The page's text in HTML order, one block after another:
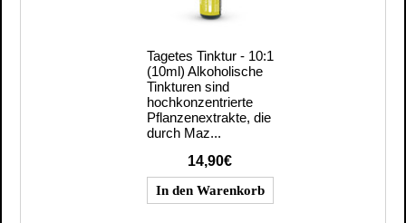
Tagetes Tinktur - 10:1
(10ml) Alkoholische
Tinkturen sind
hochkonzentrierte
Pflanzenextrakte, die
durch Maz...
14,90€